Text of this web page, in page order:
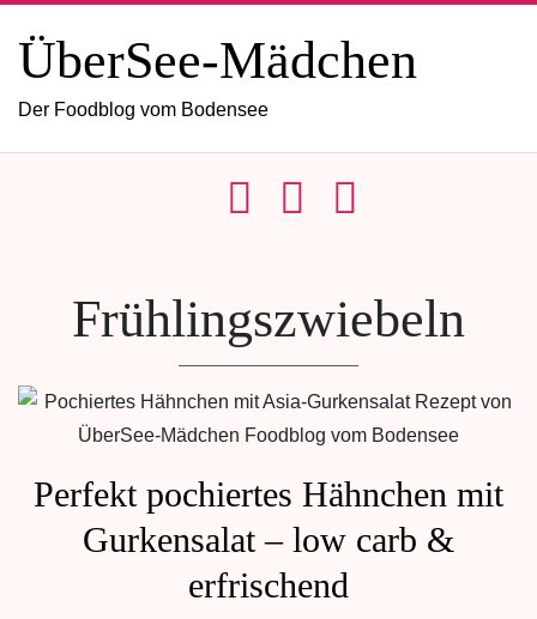
ÜberSee-Mädchen
Der Foodblog vom Bodensee
Frühlingszwiebeln
Perfekt pochiertes Hähnchen mit
Gurkensalat – low carb &
erfrischend